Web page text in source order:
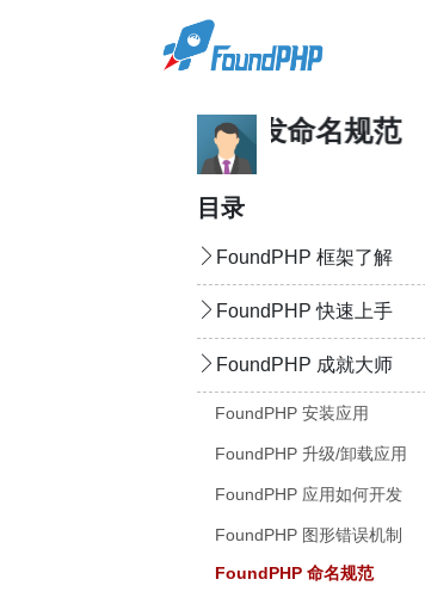
FoundPHP 开发命名规范
目录
FoundPHP 框架了解
FoundPHP 快速上手
FoundPHP 成就大师
FoundPHP 安装应用
FoundPHP 升级/卸载应用
FoundPHP 应用如何开发
FoundPHP 图形错误机制
FoundPHP 命名规范